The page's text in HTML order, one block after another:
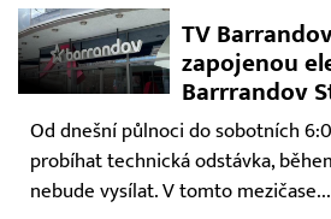
TV
zapojenou
Barrrandov
Od dnešní půlnoci do sobotních
probíhat technická odstávka,
nebude vysílat. V tomto mezičase...